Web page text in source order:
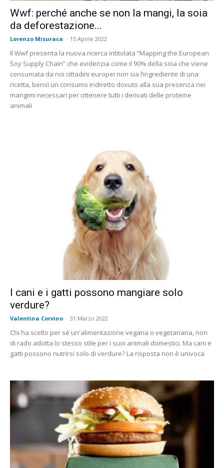
Wwf: perché anche se non la mangi, la soia
da deforestazione...
Lorenzo Misuraca - 15 Aprile 2022
Il Wwf presenta la nuova ricerca intitolata “Mapping the European
Soy Supply Chain” che evidenzia come il 90% della soia che viene
consumata da noi cittadini europei non sia l’ingrediente di una
ricetta, bensì un consumo indiretto dovuto alla sua presenza nei
mangimi necessari per ottenere tutti i derivati delle proteine
animali
I cani e i gatti possono mangiare solo
verdure?
Valentina Corvino - 31 Marzo 2022
Chi ha scelto per sé un'alimentazione vegana o vegetariana, non
di rado adotta lo stesso stile per i suoi animali domestici. Ma cani e
gatti possono nutrirsi solo di verdure? La risposta non è univoca